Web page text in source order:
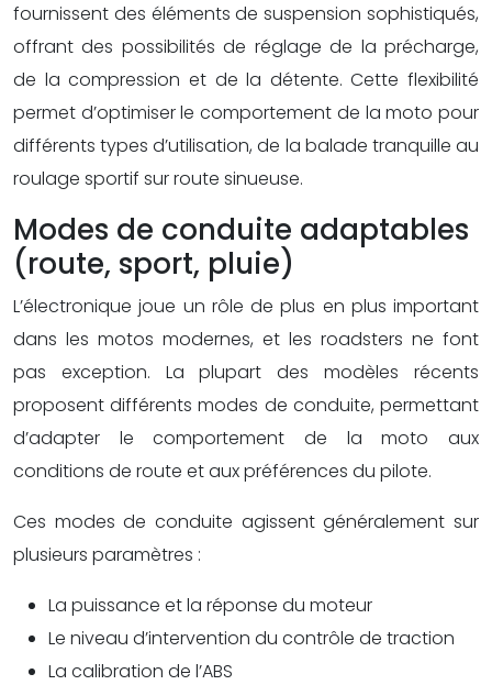
fournissent des éléments de suspension sophistiqués,
offrant des possibilités de réglage de la précharge,
de la compression et de la détente. Cette flexibilité
permet d’optimiser le comportement de la moto pour
différents types d’utilisation, de la balade tranquille au
roulage sportif sur route sinueuse.
Modes de conduite adaptables
(route, sport, pluie)
L’électronique joue un rôle de plus en plus important
dans les motos modernes, et les roadsters ne font
pas exception. La plupart des modèles récents
proposent différents modes de conduite, permettant
d’adapter le comportement de la moto aux
conditions de route et aux préférences du pilote.
Ces modes de conduite agissent généralement sur
plusieurs paramètres :
La puissance et la réponse du moteur
Le niveau d’intervention du contrôle de traction
La calibration de l’ABS